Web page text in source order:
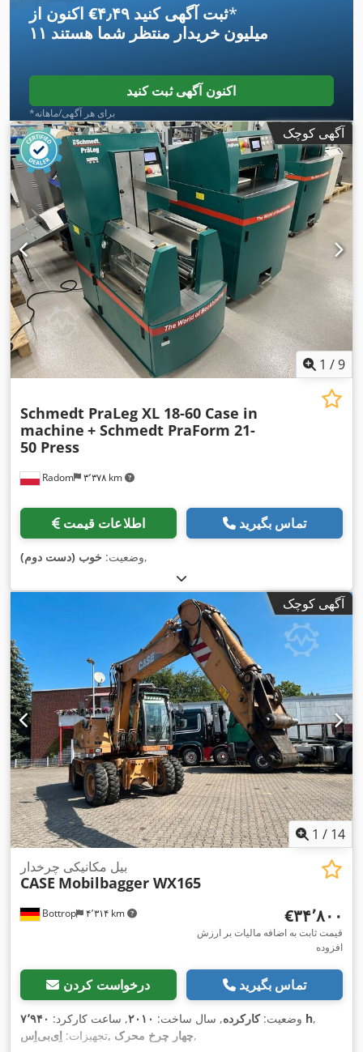
اکنون از ‎€۴٫۴۹ ثبت آگهی کنید*
۱۱ میلیون خریدار منتظر شما هستند
اکنون آگهی ثبت کنید
*برای هر آگهی/ماهانه
آگهی کوچک
1 /9
Radom ۳٬۳۷۸ km
Schmedt PraLeg XL 18-60 Case in
machine + Schmedt PraForm 21-
50 Press
اطلاعات قیمت تماس بگیرید
وضعیت: خوب (دست دوم) ,
آگهی کوچک
1 / 14
Bottrop ۴٬۳۱۴ km
بیل مکانیکی چرخدار
CASE Mobilbagger WX165
‎€۳۴٬۸۰۰
قیمت ثابت به اضافه مالیات بر ارزش
افزوده
درخواست کردن تماس بگیرید
وضعیت:کارکرده, سال ساخت: ۲۰۱۰, ساعت کارکرد: ۷٬۹۴۰ h,
تجهیزات: اِی‌بی‌اِس‎, چهار چرخ محرک,